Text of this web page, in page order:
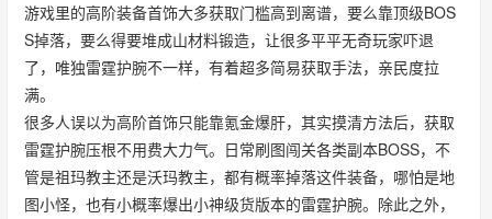
游戏里的高阶装备首饰大多获取门槛高到离谱，要么靠顶级BOS
S掉落，要么得要堆成山材料锻造，让很多平平无奇玩家吓退
了，唯独雷霆护腕不一样，有着超多简易获取手法，亲民度拉
满。
很多人误以为高阶首饰只能靠氪金爆肝，其实摸清方法后，获取
雷霆护腕压根不用费大力气。日常刷图闯关各类副本BOSS，不
管是祖玛教主还是沃玛教主，都有概率掉落这件装备，哪怕是地
图小怪，也有小概率爆出小神级货版本的雷霆护腕。除此之外，